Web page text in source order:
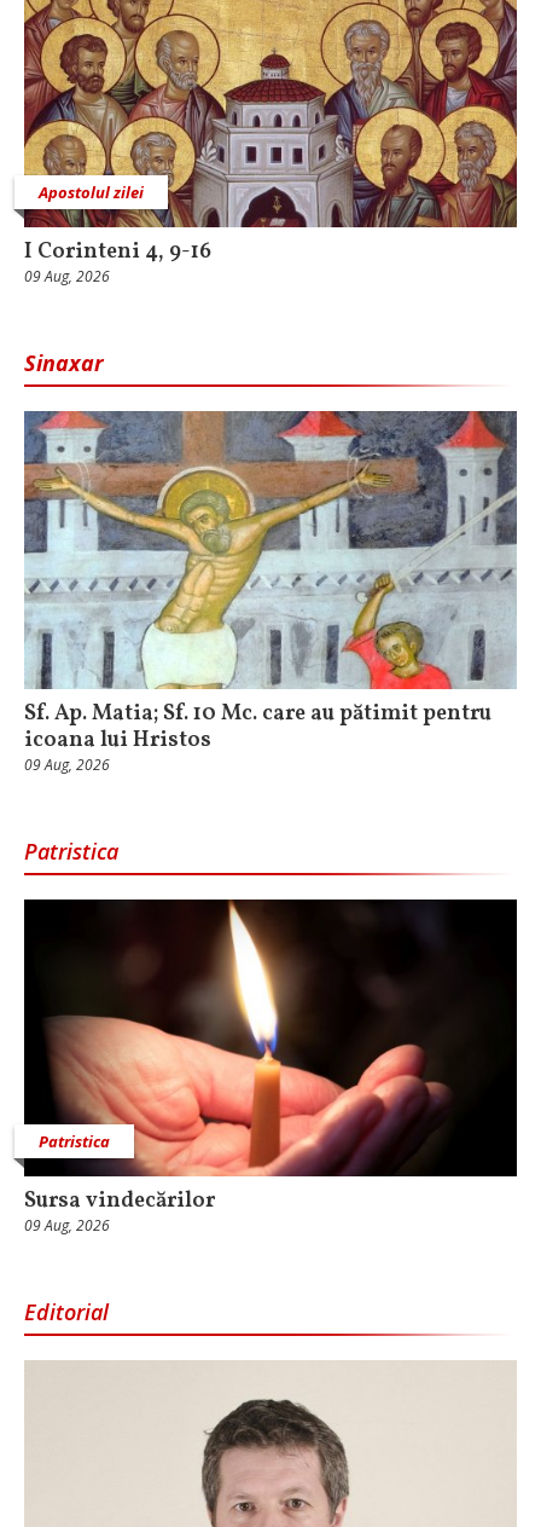
Apostolul zilei
I Corinteni 4, 9-16
09 Aug, 2026
Sinaxar
Sf. Ap. Matia; Sf. 10 Mc. care au pătimit pentru
icoana lui Hristos
09 Aug, 2026
Patristica
Patristica
Sursa vindecărilor
09 Aug, 2026
Editorial